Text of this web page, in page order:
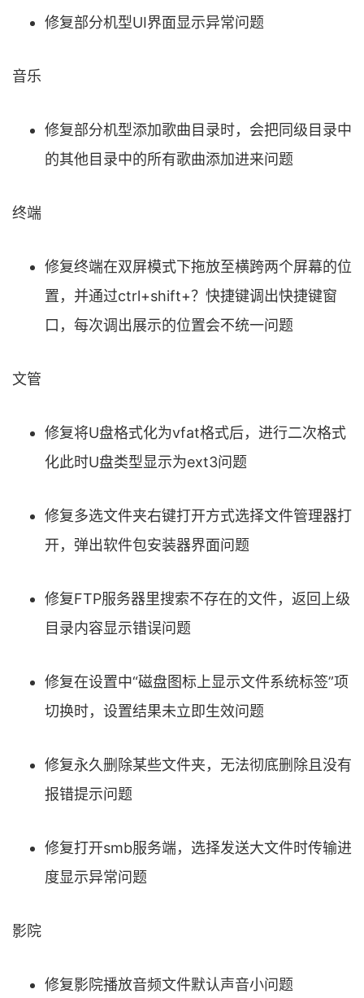
修复部分机型UI界面显示异常问题
音乐
修复部分机型添加歌曲目录时，会把同级目录中
的其他目录中的所有歌曲添加进来问题
终端
修复终端在双屏模式下拖放至横跨两个屏幕的位
置，并通过ctrl+shift+？快捷键调出快捷键窗
口，每次调出展示的位置会不统一问题
文管
修复将U盘格式化为vfat格式后，进行二次格式
化此时U盘类型显示为ext3问题
修复多选文件夹右键打开方式选择文件管理器打
开，弹出软件包安装器界面问题
修复FTP服务器里搜索不存在的文件，返回上级
目录内容显示错误问题
修复在设置中“磁盘图标上显示文件系统标签”项
切换时，设置结果未立即生效问题
修复永久删除某些文件夹，无法彻底删除且没有
报错提示问题
修复打开smb服务端，选择发送大文件时传输进
度显示异常问题
影院
修复影院播放音频文件默认声音小问题